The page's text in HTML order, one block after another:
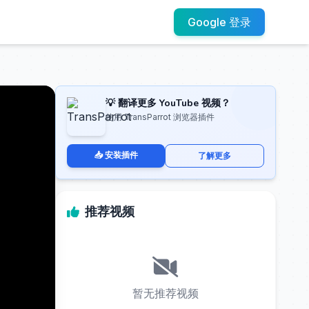
Google 登录
💡 翻译更多 YouTube 视频？
使用 TransParrot 浏览器插件
📥 安装插件 了解更多
推荐视频
暂无推荐视频